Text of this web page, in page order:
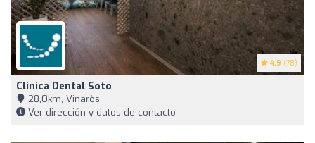
4.9 (78)
Clínica Dental Soto
28,0km, Vinaròs
Ver dirección y datos de contacto